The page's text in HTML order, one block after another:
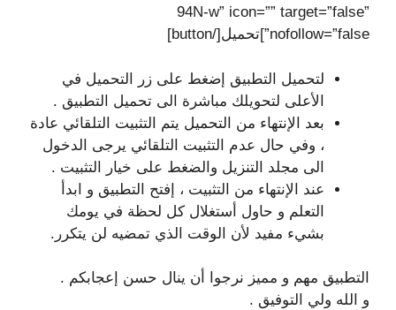
94N-w” icon=”” target=”false”
nofollow=”false”]تحميل[/button]
الأعلى لتحويلك مباشرة الى تحميل التطبيق .
الى مجلد التنزيل والضغط على خيار التثبيت .
بشيء مفيد لأن الوقت الذي تمضيه لن يتكرر.
التطبيق مهم و مميز نرجوا أن ينال حسن إعجابكم .
و الله ولي التوفيق .